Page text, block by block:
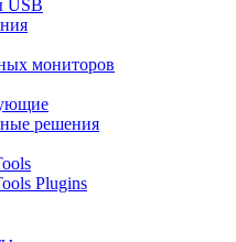
USB
мониторов
решения
Plugins